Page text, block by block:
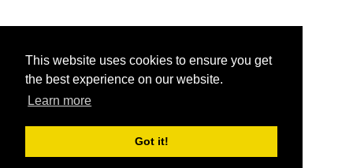
This website uses cookies to ensure you get
the best experience on our website.
Learn more
Got it!